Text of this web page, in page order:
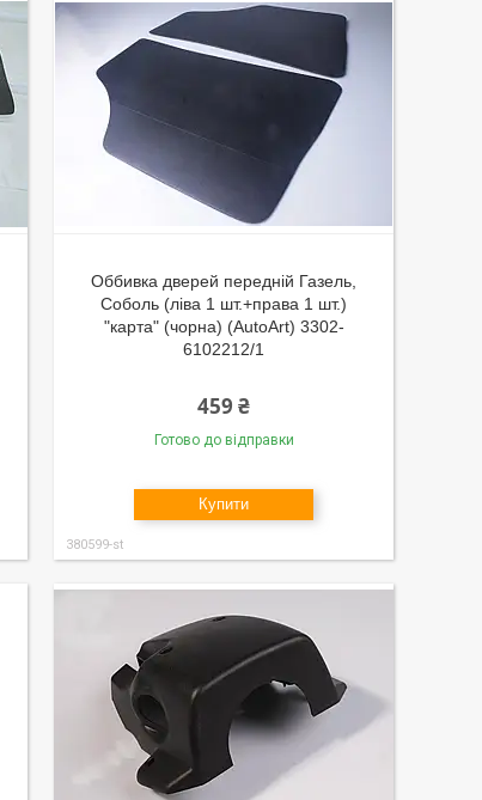
Оббивка дверей передній Газель,
Соболь (ліва 1 шт.+права 1 шт.)
"карта" (чорна) (AutoArt) 3302-
6102212/1
459 ₴
Готово до відправки
Купити
380599-st